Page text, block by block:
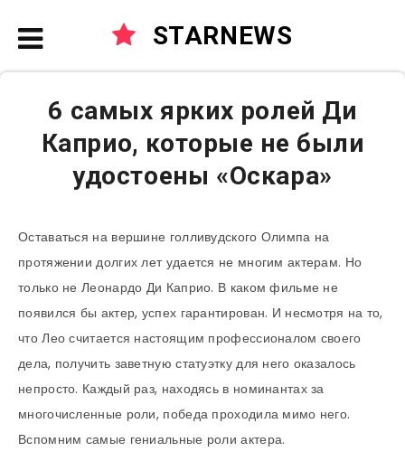
STARNEWS
6 самых ярких ролей Ди
Каприо, которые не были
удостоены «Оскара»
Оставаться на вершине голливудского Олимпа на
протяжении долгих лет удается не многим актерам. Но
только не Леонардо Ди Каприо. В каком фильме не
появился бы актер, успех гарантирован. И несмотря на то,
что Лео считается настоящим профессионалом своего
дела, получить заветную статуэтку для него оказалось
непросто. Каждый раз, находясь в номинантах за
многочисленные роли, победа проходила мимо него.
Вспомним самые гениальные роли актера.